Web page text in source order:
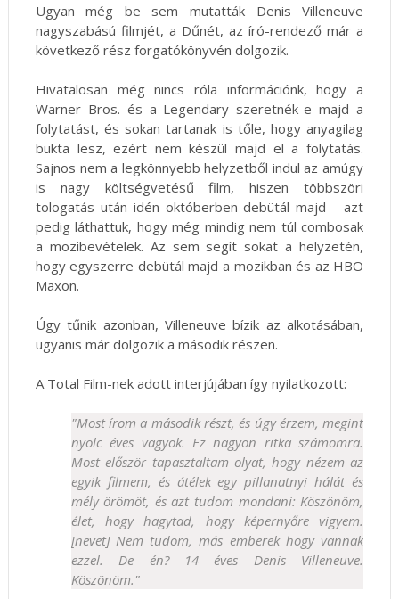
Ugyan még be sem mutatták Denis Villeneuve
nagyszabású filmjét, a Dűnét, az író-rendező már a
következő rész forgatókönyvén dolgozik.
Hivatalosan még nincs róla információnk, hogy a
Warner Bros. és a Legendary szeretnék-e majd a
folytatást, és sokan tartanak is tőle, hogy anyagilag
bukta lesz, ezért nem készül majd el a folytatás.
Sajnos nem a legkönnyebb helyzetből indul az amúgy
is nagy költségvetésű film, hiszen többszöri
tologatás után idén októberben debütál majd - azt
pedig láthattuk, hogy még mindig nem túl combosak
a mozibevételek. Az sem segít sokat a helyzetén,
hogy egyszerre debütál majd a mozikban és az HBO
Maxon.
Úgy tűnik azonban, Villeneuve bízik az alkotásában,
ugyanis már dolgozik a második részen.
A Total Film-nek adott interjújában így nyilatkozott:
"Most írom a második részt, és úgy érzem, megint
nyolc éves vagyok. Ez nagyon ritka számomra.
Most először tapasztaltam olyat, hogy nézem az
egyik filmem, és átélek egy pillanatnyi hálát és
mély örömöt, és azt tudom mondani: Köszönöm,
élet, hogy hagytad, hogy képernyőre vigyem.
[nevet] Nem tudom, más emberek hogy vannak
ezzel. De én? 14 éves Denis Villeneuve.
Köszönöm."